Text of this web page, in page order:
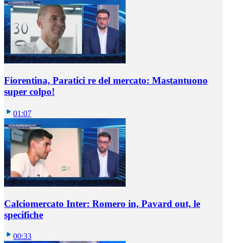
Fiorentina, Paratici re del mercato: Mastantuono
super colpo!
01:07
Calciomercato Inter: Romero in, Pavard out, le
specifiche
00:33